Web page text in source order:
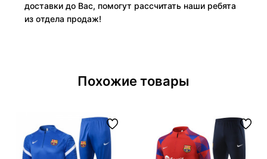
доставки до Вас, помогут рассчитать наши ребята
из отдела продаж!
Похожие товары